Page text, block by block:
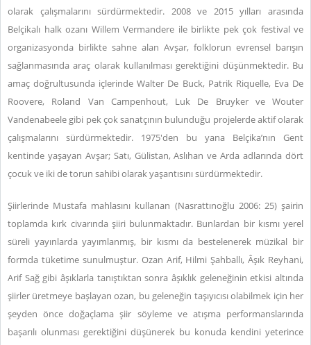
olarak çalışmalarını sürdürmektedir. 2008 ve 2015 yılları arasında
Belçikalı halk ozanı Willem Vermandere ile birlikte pek çok festival ve
organizasyonda birlikte sahne alan Avşar, folklorun evrensel barışın
sağlanmasında araç olarak kullanılması gerektiğini düşünmektedir. Bu
amaç doğrultusunda içlerinde Walter De Buck, Patrik Riquelle, Eva De
Roovere, Roland Van Campenhout, Luk De Bruyker ve Wouter
Vandenabeele gibi pek çok sanatçının bulunduğu projelerde aktif olarak
çalışmalarını sürdürmektedir. 1975'den bu yana Belçika’nın Gent
kentinde yaşayan Avşar; Satı, Gülistan, Aslıhan ve Arda adlarında dört
çocuk ve iki de torun sahibi olarak yaşantısını sürdürmektedir.
Şiirlerinde Mustafa mahlasını kullanan (Nasrattınoğlu 2006: 25) şairin
toplamda kırk civarında şiiri bulunmaktadır. Bunlardan bir kısmı yerel
süreli yayınlarda yayımlanmış, bir kısmı da bestelenerek müzikal bir
formda tüketime sunulmuştur. Ozan Arif, Hilmi Şahballı, Âşık Reyhani,
Arif Sağ gibi âşıklarla tanıştıktan sonra âşıklık geleneğinin etkisi altında
şiirler üretmeye başlayan ozan, bu geleneğin taşıyıcısı olabilmek için her
şeyden önce doğaçlama şiir söyleme ve atışma performanslarında
başarılı olunması gerektiğini düşünerek bu konuda kendini yeterince